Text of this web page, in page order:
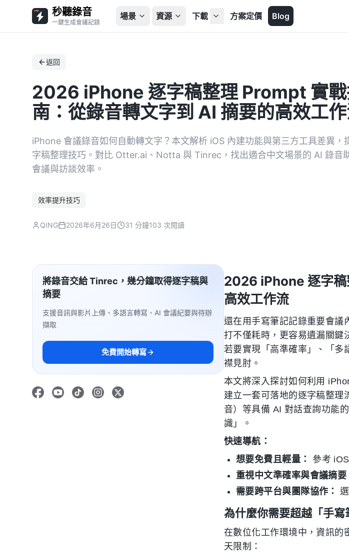
秒聽錄音
一鍵生成會議記錄
場景 資源 下載 方案定價 Blog
返回
2026 iPhone 逐字稿整理 Prompt 實
南：從錄音轉文字到 AI 摘要的高效工
iPhone 會議錄音如何自動轉文字？本文解析 iOS 內建功能與第三方工具差異，
字稿整理技巧。對比 Otter.ai、Notta 與 Tinrec，找出適合中文場景的 AI 錄音
會議與訪談效率。
效率提升技巧
QING 2026年6月26日 31 分鐘103 次閱讀
將錄音交給 Tinrec，幾分鐘取得逐字稿與
摘要
支援音訊與影片上傳、多語言轉寫、AI 會議紀要與待辦
擷取
免費開始轉寫
2026 iPhone 逐字稿
高效工作流
還在用手寫筆記記錄重要會議
打不僅耗時，更容易遺漏關鍵
若要實現「高準確率」、「多
襟見肘。
本文將深入探討如何利用
建立一套可落地的逐字稿整理
音）等具備 AI 對話查詢功能
識」。
快速導航：
想要免費且輕量：
參考
重視中文準確率與會議摘要
需要跨平台與團隊協作：
為什麼你需要超越「手寫
在數位化工作環境中，資訊的
天限制：